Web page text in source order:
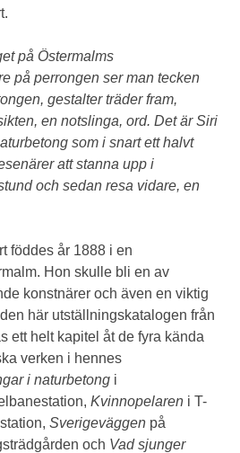
på Östermalms
på perrongen ser man tecken
gestalter träder fram,
en notslinga, ord. Det är Siri
som i snart ett halvt
att stanna upp i
och sedan resa vidare, en
föddes år 1888 i en
Hon skulle bli en av
konstnärer och även en viktig
här utställningskatalogen från
ett helt kapitel åt de fyra kända
verken i hennes
i naturbetong i
Kvinnopelaren i T-
Sverigeväggen på
och Vad sjunger